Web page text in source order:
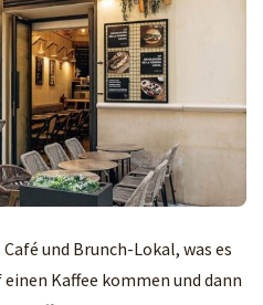
und Brunch-Lokal, was es
Kaffee kommen und dann